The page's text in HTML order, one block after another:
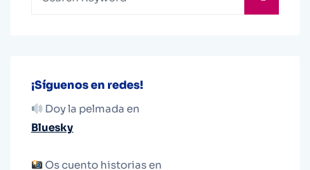
¡Síguenos en redes!
Doy la pelmada en
Bluesky
Os cuento historias en